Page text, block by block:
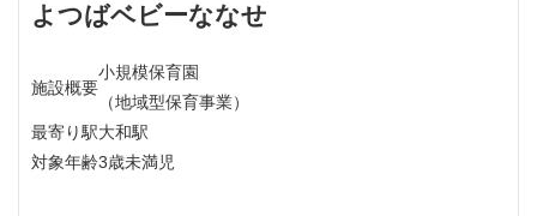
よつばベビーななせ
施設概要
小規模保育園
（地域型保育事業）
最寄り駅大和駅
対象年齢3歳未満児